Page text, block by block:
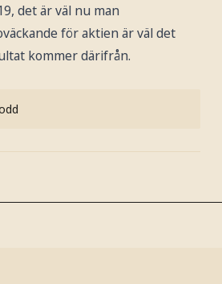
det är väl nu man
för aktien är väl det
kommer därifrån.